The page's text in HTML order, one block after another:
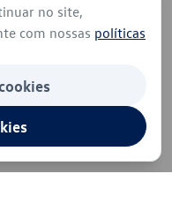
no site,
com nossas políticas